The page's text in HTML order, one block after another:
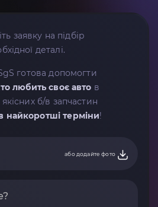
заявку на підбір
деталі.
готова допомогти
любить своє авто в
б/в запчастин
найкоротші терміни!
або додайте фото